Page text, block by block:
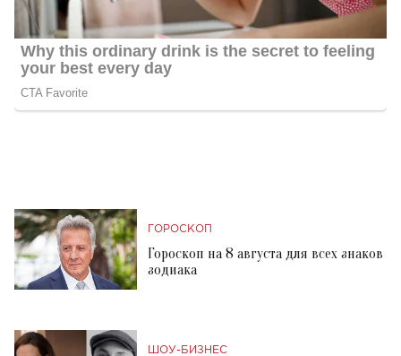
ГОРОСКОП
Гороскоп на 8 августа для всех знаков
зодиака
ШОУ-БИЗНЕС